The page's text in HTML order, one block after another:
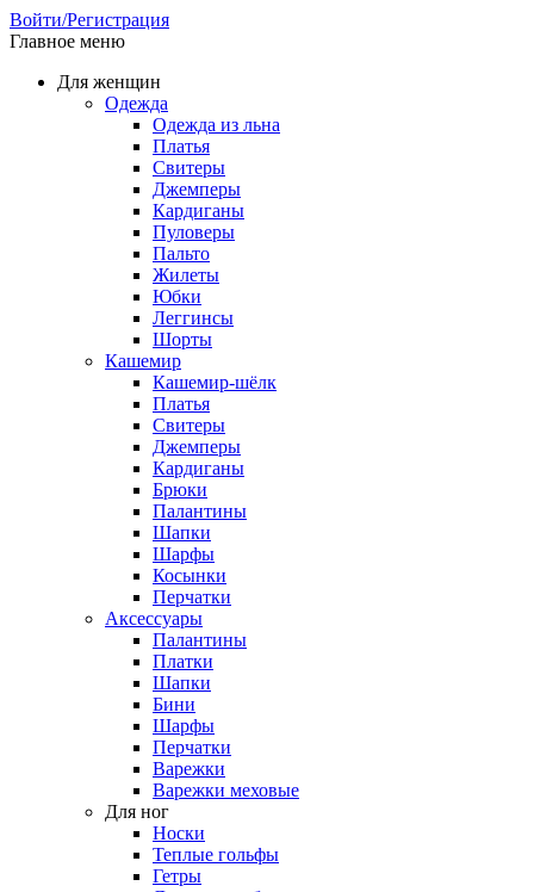
Войти/Регистрация
Главное меню
Для женщин
Одежда
Одежда из льна
Платья
Свитеры
Джемперы
Кардиганы
Пуловеры
Пальто
Жилеты
Юбки
Леггинсы
Шорты
Кашемир
Кашемир-шёлк
Платья
Свитеры
Джемперы
Кардиганы
Брюки
Палантины
Шапки
Шарфы
Косынки
Перчатки
Аксессуары
Палантины
Платки
Шапки
Бини
Шарфы
Перчатки
Варежки
Варежки меховые
Для ног
Носки
Теплые гольфы
Гетры